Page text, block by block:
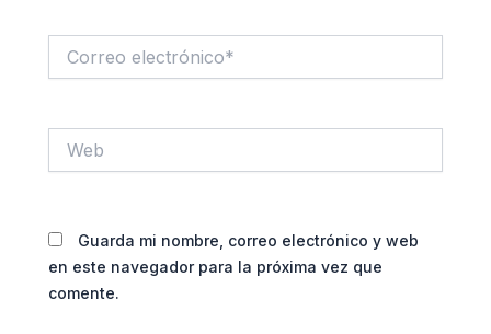
electrónico*
Guarda mi nombre, correo electrónico y web
en este navegador para la próxima vez que
comente.